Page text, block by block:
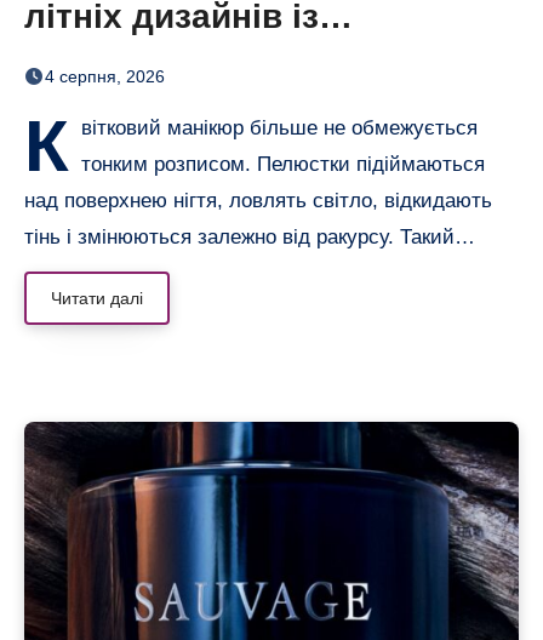
літніх дизайнів із
неймовірним 3D-ефектом
4 серпня, 2026
К
вітковий манікюр більше не обмежується
тонким розписом. Пелюстки підіймаються
над поверхнею нігтя, ловлять світло, відкидають
тінь і змінюються залежно від ракурсу. Такий…
Читати далі